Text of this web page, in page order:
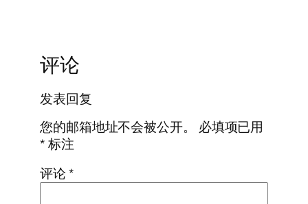
评论
发表回复
您的邮箱地址不会被公开。
必填项已用
*标注
评论*